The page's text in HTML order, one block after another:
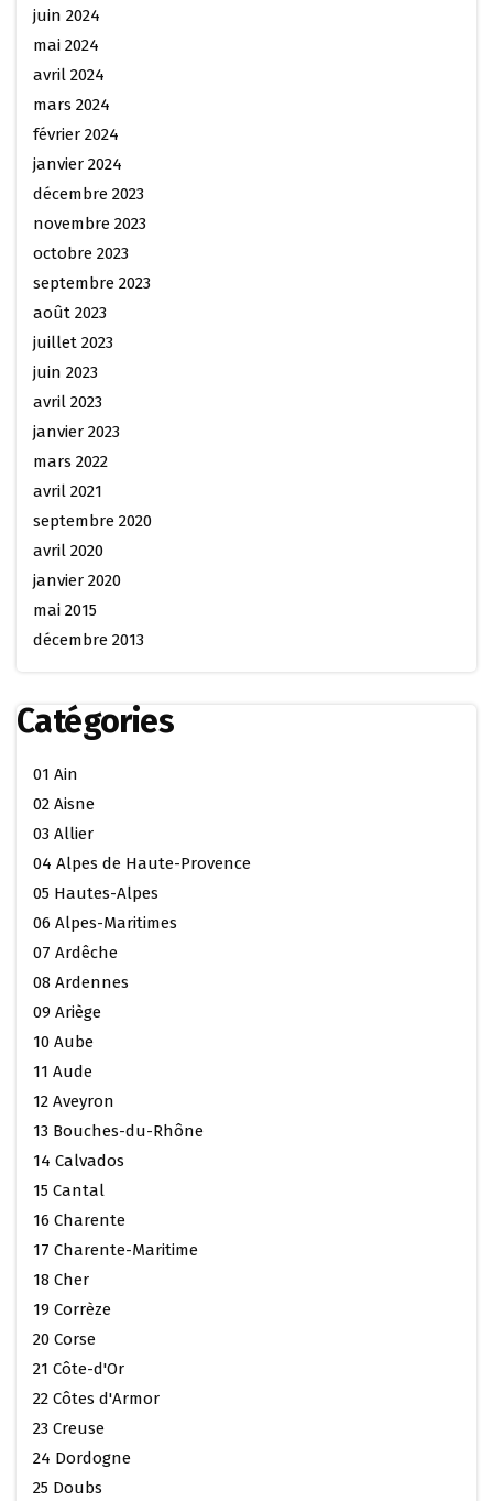
juin 2024
mai 2024
avril 2024
mars 2024
février 2024
janvier 2024
décembre 2023
novembre 2023
octobre 2023
septembre 2023
août 2023
juillet 2023
juin 2023
avril 2023
janvier 2023
mars 2022
avril 2021
septembre 2020
avril 2020
janvier 2020
mai 2015
décembre 2013
Catégories
01 Ain
02 Aisne
03 Allier
04 Alpes de Haute-Provence
05 Hautes-Alpes
06 Alpes-Maritimes
07 Ardêche
08 Ardennes
09 Ariège
10 Aube
11 Aude
12 Aveyron
13 Bouches-du-Rhône
14 Calvados
15 Cantal
16 Charente
17 Charente-Maritime
18 Cher
19 Corrèze
20 Corse
21 Côte-d'Or
22 Côtes d'Armor
23 Creuse
24 Dordogne
25 Doubs